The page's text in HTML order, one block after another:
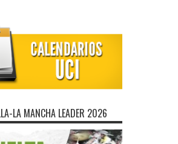
LA MANCHA LEADER 2026